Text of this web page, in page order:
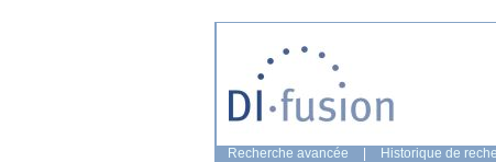
Recherche avancée Historique de